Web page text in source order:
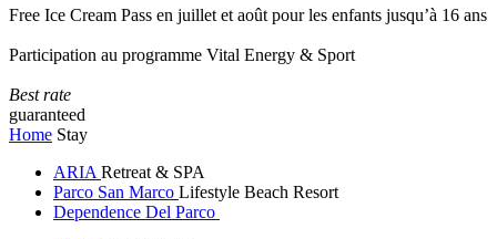
Free Ice Cream Pass en juillet et août pour les enfants jusqu’à 16 ans
Participation au programme Vital Energy & Sport
Best rate
guaranteed
Home Stay
ARIA Retreat & SPA
Parco San Marco Lifestyle Beach Resort
Dependence Del Parco